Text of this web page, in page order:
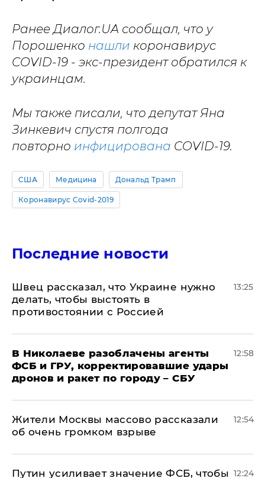
Ранее Диалог.UA сообщал, что у
Порошенко нашли коронавирус
COVID-19 - экс-президент обратился к
украинцам.
Мы также писали, что депутат Яна
Зинкевич спустя полгода
повторно инфицирована COVID-19.
США Медицина Дональд Трамп
Коронавирус Covid-2019
Последние новости
Швец рассказал, что Украине нужно
делать, чтобы выстоять в
противостоянии с Россией
13:25
В Николаеве разоблачены агенты
ФСБ и ГРУ, корректировавшие удары
дронов и ракет по городу – СБУ
12:58
Жители Москвы массово рассказали
об очень громком взрыве
12:54
Путин усиливает значение ФСБ, чтобы 12:24